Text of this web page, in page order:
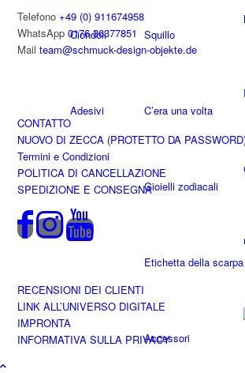
Ciondoli
Adesivi
Squillo
C’era una volta
Gioielli zodiacali
Etichetta della scarpa
Accessori
Telefono+49 (0) 911674958
WhatsApp0176 36377851
Mailteam@schmuck-design-objekte.de
CONTATTO
NUOVO DI ZECCA (PROTETTO DA
Termini e Condizioni
POLITICA DI CANCELLAZIONE
SPEDIZIONE E CONSEGNA
RECENSIONI DEI CLIENTI
LINK ALL’UNIVERSO DIGITALE
IMPRONTA
INFORMATIVA SULLA PRIVACY